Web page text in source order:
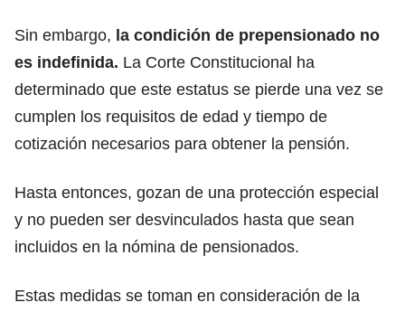
Sin embargo, la condición de prepensionado no
es indefinida. La Corte Constitucional ha
determinado que este estatus se pierde una vez se
cumplen los requisitos de edad y tiempo de
cotización necesarios para obtener la pensión.
Hasta entonces, gozan de una protección especial
y no pueden ser desvinculados hasta que sean
incluidos en la nómina de pensionados.
Estas medidas se toman en consideración de la